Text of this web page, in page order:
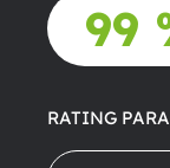
99
RATING